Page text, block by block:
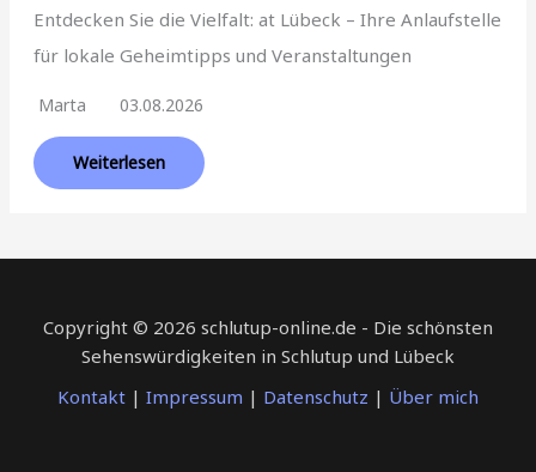
Entdecken Sie die Vielfalt: at Lübeck – Ihre Anlaufstelle
für lokale Geheimtipps und Veranstaltungen
Marta 03.08.2026
Weiterlesen
Copyright © 2026 schlutup-online.de - Die schönsten
Sehenswürdigkeiten in Schlutup und Lübeck
Kontakt | Impressum | Datenschutz | Über mich